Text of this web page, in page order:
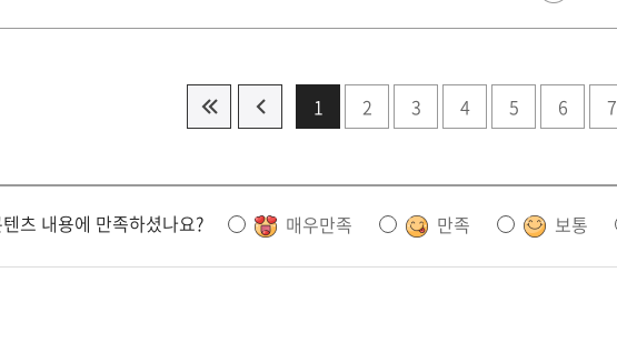
1 2 3 4 5 6 7
츠 내용에 만족하셨나요? 매우만족 만족 보통